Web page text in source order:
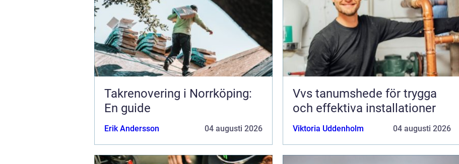
Takrenovering i Norrköping:
En guide
Erik Andersson 04 augusti 2026
Vvs tanumshede för trygga
och effektiva installationer
Viktoria Uddenholm 04 augusti 2026